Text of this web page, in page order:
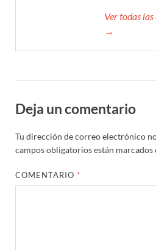
Ver todas
→
Deja un comentario
Tu dirección de correo electrónico
campos obligatorios están marcados
COMENTARIO *